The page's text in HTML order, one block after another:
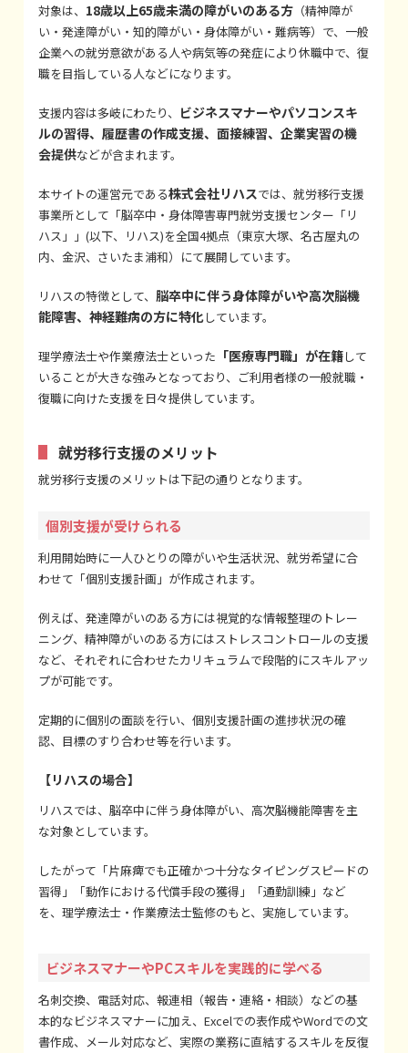
対象は、 18歳以上65歳未満の障がいのある方 （精神障が
い・発達障がい・知的障がい・身体障がい・難病等）で、一般
企業への就労意欲がある人や病気等の発症により休職中で、復
職を目指している人などになります。
支援内容は多岐にわたり、 ビジネスマナーやパソコンスキ
ルの習得、履歴書の作成支援、面接練習、企業実習の機
会提供などが含まれます。
本サイトの運営元である株式会社リハスでは、就労移行支援
事業所として「脳卒中・身体障害専門就労支援センター「リ
ハス」」(以下、リハス)を全国4拠点（東京大塚、名古屋丸の
内、金沢、さいたま浦和）にて展開しています。
リハスの特徴として、脳卒中に伴う身体障がいや高次脳機
能障害、神経難病の方に特化しています。
理学療法士や作業療法士といった 「医療専門職」が在籍して
いることが大きな強みとなっており、ご利用者様の一般就職・
復職に向けた支援を日々提供しています。
就労移行支援のメリット
就労移行支援のメリットは下記の通りとなります。
個別支援が受けられる
利用開始時に一人ひとりの障がいや生活状況、就労希望に合
わせて「個別支援計画」が作成されます。
例えば、発達障がいのある方には視覚的な情報整理のトレー
ニング、精神障がいのある方にはストレスコントロールの支援
など、それぞれに合わせたカリキュラムで段階的にスキルアッ
プが可能です。
定期的に個別の面談を行い、個別支援計画の進捗状況の確
認、目標のすり合わせ等を行います。
【リハスの場合】
リハスでは、脳卒中に伴う身体障がい、高次脳機能障害を主
な対象としています。
したがって「片麻痺でも正確かつ十分なタイピングスピードの
習得」「動作における代償手段の獲得」「通勤訓練」など
を、理学療法士・作業療法士監修のもと、実施しています。
ビジネスマナーやPCスキルを実践的に学べる
名刺交換、電話対応、報連相（報告・連絡・相談）などの基
本的なビジネスマナーに加え、Excelでの表作成やWordでの文
書作成、メール対応など、実際の業務に直結するスキルを反復